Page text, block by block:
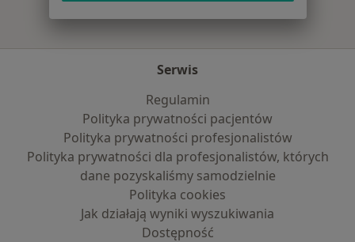
Serwis
Regulamin
Polityka prywatności pacjentów
Polityka prywatności profesjonalistów
Polityka prywatności dla profesjonalistów, których
dane pozyskaliśmy samodzielnie
Polityka cookies
Jak działają wyniki wyszukiwania
Dostępność